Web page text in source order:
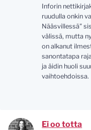
Inforin
ruudulla onkin
Nääsvillessä"
välissä, mutta
on alkanut
sanontatapa
ja äidin huoli
vaihtoehdoissa.
Ei oo totta